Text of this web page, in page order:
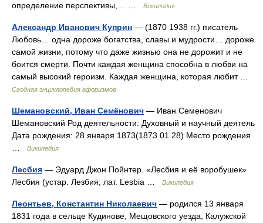
определение перспективы,… …
Википедия
Александр Иванович Куприн — (1870 1938 гг.) писатель
Любовь… одна дороже богатства, славы и мудрости… дороже
самой жизни, потому что даже жизнью она не дорожит и не
боится смерти. Почти каждая женщина способна в любви на
самый высокий героизм. Каждая женщина, которая любит …
Сводная энциклопедия афоризмов
Шемановский, Иван Семёнович — Иван Семенович
Шемановский Род деятельности: Духовный и научный деятель
Дата рождения: 28 января 1873(1873 01 28) Место рождения
Википедия
Лесбия — Эдуард Джон Пойнтер. «Лесбия и её воробушек»
Лесбия (устар. Лезбия; лат. Lesbia …
Википедия
Леонтьев, Константин Николаевич — родился 13 января
1831 года в сельце Кудинове, Мещовского уезда, Калужской